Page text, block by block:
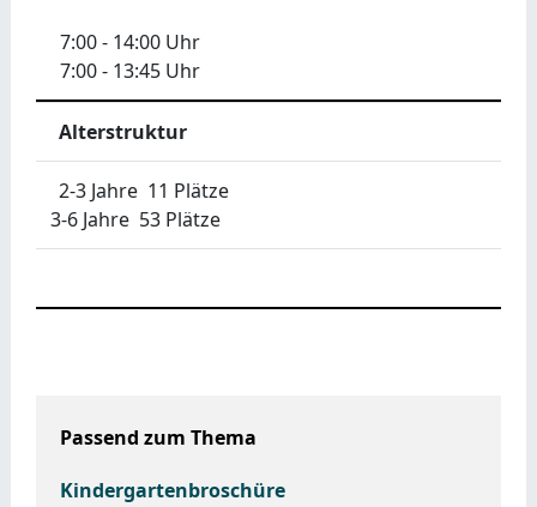
Passend zum Thema
Kindergartenbroschüre
7:00 - 14:00 Uhr
7:00 - 13:45 Uhr
Alterstruktur
2-3 Jahre 11 Plätze
3-6 Jahre 53 Plätze